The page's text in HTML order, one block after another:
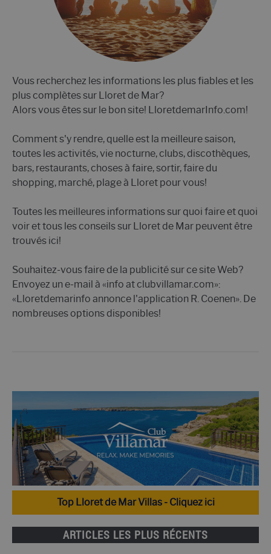
Vous recherchez les informations les plus fiables et les
plus complètes sur Lloret de Mar?
Alors vous êtes sur le bon site! LloretdemarInfo.com!
Comment s'y rendre, quelle est la meilleure saison,
toutes les activités, vie nocturne, clubs, discothèques,
bars, restaurants, choses à faire, sortir, faire du
shopping, marché, plage à Lloret pour vous!
Toutes les meilleures informations sur quoi faire et quoi
voir et tous les conseils sur Lloret de Mar peuvent être
trouvés ici!
Souhaitez-vous faire de la publicité sur ce site Web?
Envoyez un e-mail à «info at clubvillamar.com»:
«Lloretdemarinfo annonce l'application R. Coenen». De
nombreuses options disponibles!
Top Lloret de Mar Villas - Cliquez ici
ARTICLES LES PLUS RÉCENTS